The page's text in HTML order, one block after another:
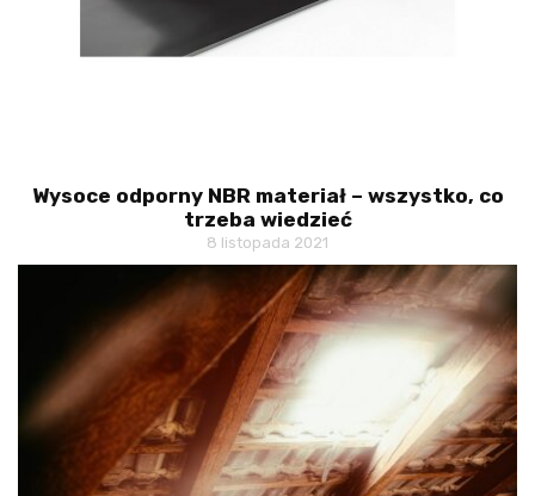
Wysoce odporny NBR materiał – wszystko, co
trzeba wiedzieć
8 listopada 2021